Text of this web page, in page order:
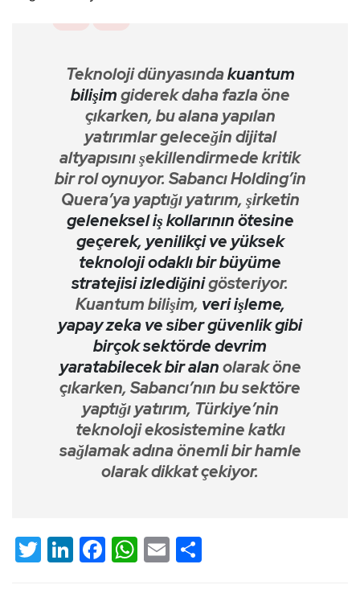
Teknoloji dünyasındakuantum
bilişimgiderek daha fazla öne
çıkarken, bu alana yapılan
yatırımlar geleceğin dijital
altyapısını şekillendirmede kritik
bir rol oynuyor. Sabancı Holding’in
Quera’ya yaptığı yatırım, şirketin
geleneksel iş kollarının ötesine
geçerek, yenilikçi ve yüksek
teknoloji odaklı bir büyüme
stratejisi izlediğinigösteriyor.
Kuantum bilişim, veri işleme,
yapay zeka ve siber güvenlik gibi
birçok sektörde devrim
yaratabilecek bir alanolarak öne
çıkarken, Sabancı’nın bu sektöre
yaptığı yatırım, Türkiye’nin
teknoloji ekosistemine katkı
sağlamak adına önemli bir hamle
olarak dikkat çekiyor.
Twitter
LinkedIn
Facebook
WhatsApp
Email